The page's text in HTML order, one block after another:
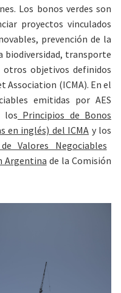
Los bonos verdes son
proyectos vinculados
prevención de la
biodiversidad, transporte
objetivos definidos
(ICMA). En el
emitidas por AES
los Principios de Bonos
en inglés) del ICMA y los
Valores Negociables
Argentina de la Comisión